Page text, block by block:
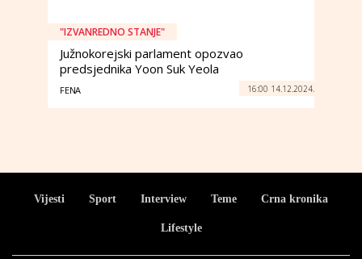
"IZVANREDNO STANJE"
Južnokorejski parlament opozvao
predsjednika Yoon Suk Yeola
FENA 16:00 14.12.2024.
Vijesti Sport Interview Teme Crna kronika
Lifestyle